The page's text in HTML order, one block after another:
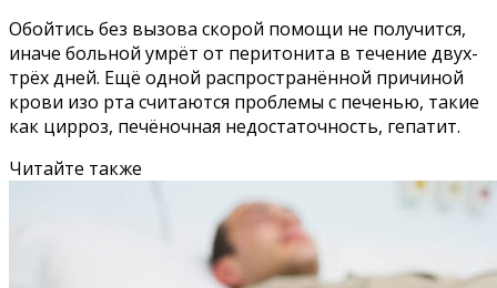
Обойтись без вызова скорой помощи не получится,
иначе больной умрёт от перитонита в течение двух-
трёх дней. Ещё одной распространённой причиной
крови изо рта считаются проблемы с печенью, такие
как цирроз, печёночная недостаточность, гепатит.
Читайте также